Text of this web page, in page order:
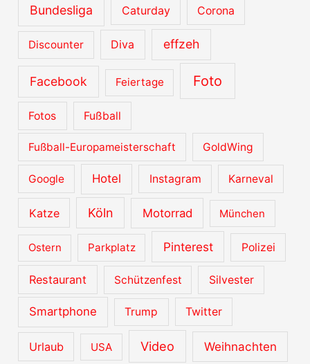
Bundesliga Caturday Corona
Discounter Diva effzeh
Facebook Feiertage Foto
Fotos Fußball
Fußball-Europameisterschaft GoldWing
Google Hotel Instagram Karneval
Katze Köln Motorrad München
Ostern Parkplatz Pinterest Polizei
Restaurant Schützenfest Silvester
Smartphone Trump Twitter
Urlaub USA Video Weihnachten